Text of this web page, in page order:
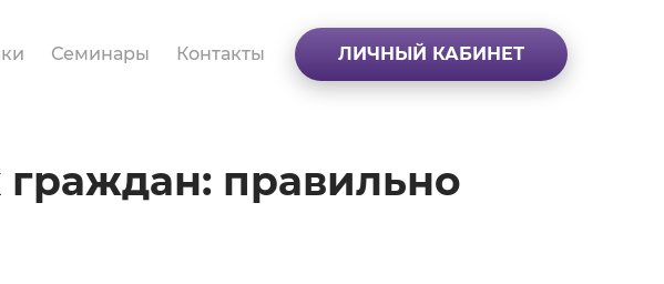
Семинары Контакты ЛИЧНЫЙ КАБИНЕТ
правильно